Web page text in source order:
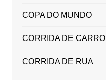
COPA DO MUNDO
CORRIDA DE CARRO
CORRIDA DE RUA